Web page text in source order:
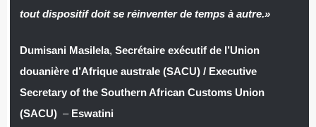
tout dispositif doit se réinventer de temps à autre.»
Dumisani Masilela, Secrétaire exécutif de l’Union
douanière d’Afrique australe (SACU) / Executive
Secretary of the Southern African Customs Union
(SACU) – Eswatini